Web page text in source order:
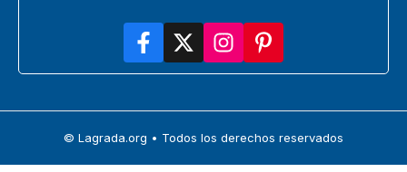
© Lagrada.org • Todos los derechos reservados